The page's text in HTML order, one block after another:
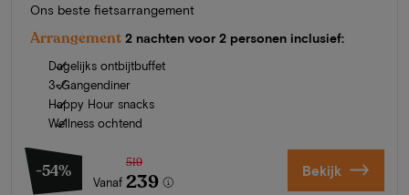
Ons beste fietsarrangement
Arrangement 2 nachten voor 2 personen inclusief:
Dagelijks ontbijtbuffet
3-Gangendiner
Happy Hour snacks
Wellness ochtend
-54%
Vanaf
519
239 Bekijk